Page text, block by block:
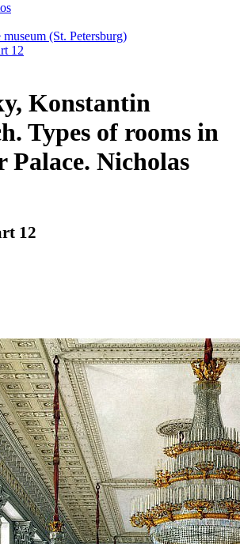
(St. Petersburg)
12
Konstantin
Types of rooms in
Palace. Nicholas
12